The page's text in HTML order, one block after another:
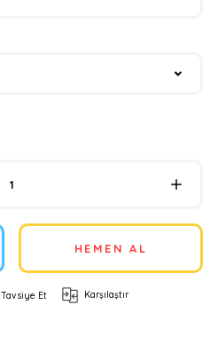
HEMEN AL
Tavsiye Et Karşılaştır